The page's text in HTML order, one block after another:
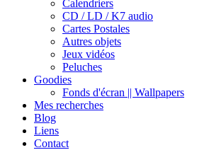
Calendriers
CD / LD / K7 audio
Cartes Postales
Autres objets
Jeux vidéos
Peluches
Goodies
Fonds d'écran || Wallpapers
Mes recherches
Blog
Liens
Contact